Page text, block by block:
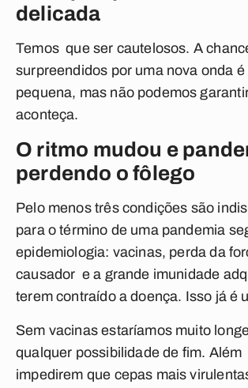
delicada
Temos que ser cautelosos. A
surpreendidos por uma nova onda é
pequena, mas não podemos
aconteça.
O ritmo mudou e
perdendo o fôlego
Pelo menos três condições são
para o término de uma pandemia
epidemiologia: vacinas, perda da
causador e a grande imunidade
terem contraído a doença. Isso já é
Sem vacinas estaríamos muito
qualquer possibilidade de fim. Além
impedirem que cepas mais